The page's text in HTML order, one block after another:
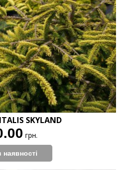
SKYLAND
грн.